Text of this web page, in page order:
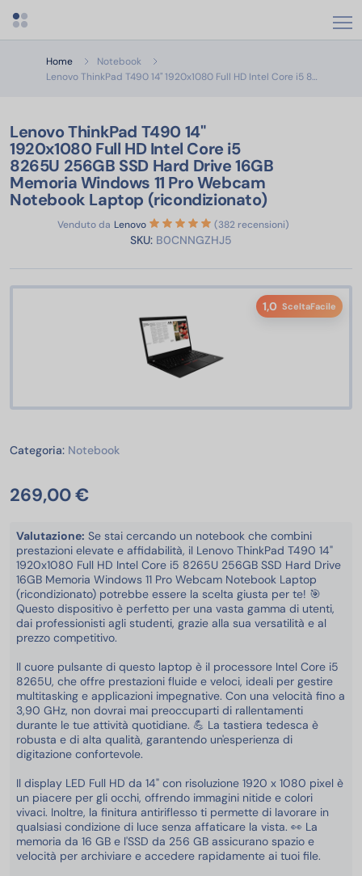
Apri menu categorie
Home
Notebook
Lenovo ThinkPad T490 14" 1920x1080 Full HD Intel Core i5 8…
Lenovo ThinkPad T490 14"
1920x1080 Full HD Intel Core i5
8265U 256GB SSD Hard Drive 16GB
Memoria Windows 11 Pro Webcam
Notebook Laptop (ricondizionato)
Venduto da Lenovo (382 recensioni)
SKU: B0CNNGZHJ5
1,0 SceltaFacile
Categoria: NotebookNotebook
269,00 €
Valutazione: Se stai cercando un notebook che combini
prestazioni elevate e affidabilità, il Lenovo ThinkPad T490 14"
1920x1080 Full HD Intel Core i5 8265U 256GB SSD Hard Drive
16GB Memoria Windows 11 Pro Webcam Notebook Laptop
(ricondizionato) potrebbe essere la scelta giusta per te! 🎯
Questo dispositivo è perfetto per una vasta gamma di utenti,
dai professionisti agli studenti, grazie alla sua versatilità e al
prezzo competitivo.
Il cuore pulsante di questo laptop è il processore Intel Core i5
8265U, che offre prestazioni fluide e veloci, ideali per gestire
multitasking e applicazioni impegnative. Con una velocità fino a
3,90 GHz, non dovrai mai preoccuparti di rallentamenti
durante le tue attività quotidiane. 💪 La tastiera tedesca è
robusta e di alta qualità, garantendo un'esperienza di
digitazione confortevole.
Il display LED Full HD da 14" con risoluzione 1920 x 1080 pixel è
un piacere per gli occhi, offrendo immagini nitide e colori
vivaci. Inoltre, la finitura antiriflesso ti permette di lavorare in
qualsiasi condizione di luce senza affaticare la vista. 👀 La
memoria da 16 GB e l'SSD da 256 GB assicurano spazio e
velocità per archiviare e accedere rapidamente ai tuoi file.